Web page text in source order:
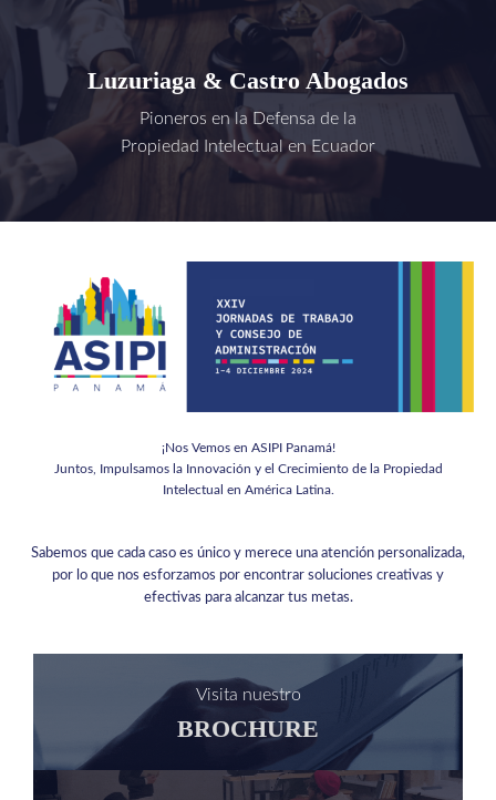
Luzuriaga & Castro Abogados
Pioneros en la Defensa de la
Propiedad Intelectual en Ecuador
¡Nos Vemos en ASIPI Panamá!
Juntos, Impulsamos la Innovación y el Crecimiento de la Propiedad
Intelectual en América Latina.
Sabemos que cada caso es único y merece una atención personalizada,
por lo que nos esforzamos por encontrar soluciones creativas y
efectivas para alcanzar tus metas.
Visita nuestro
BROCHURE